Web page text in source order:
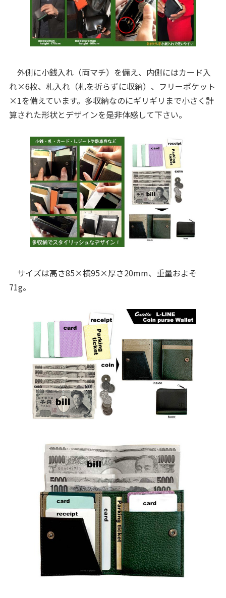
外側に小銭入れ（両マチ）を備え、内側にはカード入
れ×6枚、札入れ（札を折らずに収納）、フリーポケット
×1を備えています。多収納なのにギリギリまで小さく計
算された形状とデザインを是非体感して下さい。
サイズは高さ85×横95×厚さ20mm、重量およそ
71g。